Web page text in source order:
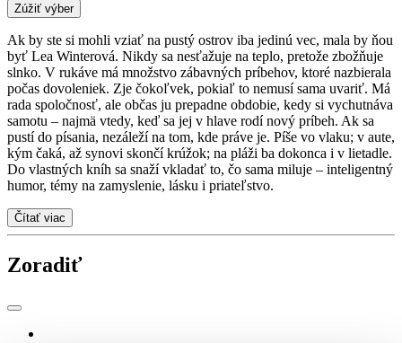
Zúžiť výber
Ak by ste si mohli vziať na pustý ostrov iba jedinú vec, mala by ňou
byť Lea Winterová. Nikdy sa nesťažuje na teplo, pretože zbožňuje
slnko. V rukáve má množstvo zábavných príbehov, ktoré nazbierala
počas dovoleniek. Zje čokoľvek, pokiaľ to nemusí sama uvariť. Má
rada spoločnosť, ale občas ju prepadne obdobie, kedy si vychutnáva
samotu – najmä vtedy, keď sa jej v hlave rodí nový príbeh. Ak sa
pustí do písania, nezáleží na tom, kde práve je. Píše vo vlaku; v aute,
kým čaká, až synovi skončí krúžok; na pláži ba dokonca i v lietadle.
Do vlastných kníh sa snaží vkladať to, čo sama miluje – inteligentný
humor, témy na zamyslenie, lásku i priateľstvo.
Čítať viac
Zoradiť